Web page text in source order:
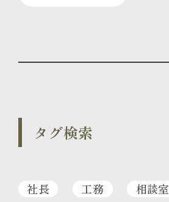
タグ検索
社長 工務 相談室